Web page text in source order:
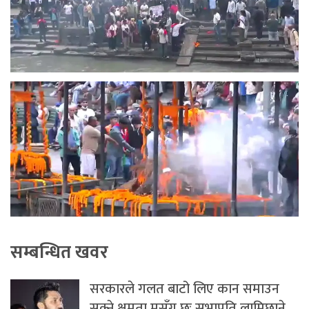
सम्बन्धित खवर
सरकारले गलत बाटो लिए कान समाउन